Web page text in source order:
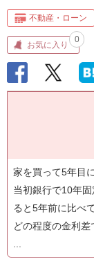
不動産・ローン
お気に入り
0
家を買って5年目
当初銀行で10年
ると5年前に比べ
どの程度の金利